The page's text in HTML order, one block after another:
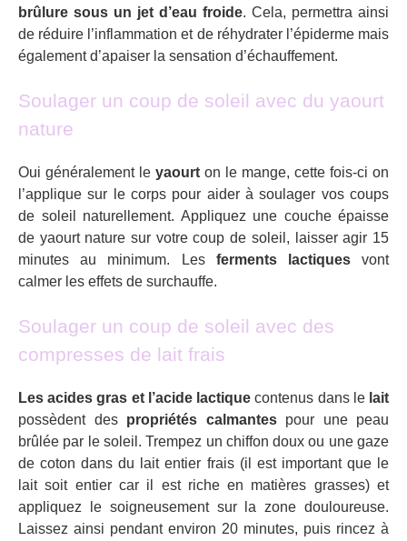
brûlure sous un jet d’eau froide. Cela, permettra ainsi
de réduire l’inflammation et de réhydrater l’épiderme mais
également d’apaiser la sensation d’échauffement.
Soulager un coup de soleil avec du yaourt
nature
Oui généralement le yaourt on le mange, cette fois-ci on
l’applique sur le corps pour aider à soulager vos coups
de soleil naturellement. Appliquez une couche épaisse
de yaourt nature sur votre coup de soleil, laisser agir 15
minutes au minimum. Les ferments lactiquesvont
calmer les effets de surchauffe.
Soulager un coup de soleil avec des
compresses de lait frais
Les acides gras et l’acide lactique contenus dans le lait
possèdent des propriétés calmantespour une peau
brûlée par le soleil. Trempez un chiffon doux ou une gaze
de coton dans du lait entier frais (il est important que le
lait soit entier car il est riche en matières grasses) et
appliquez le soigneusement sur la zone douloureuse.
Laissez ainsi pendant environ 20 minutes, puis rincez à